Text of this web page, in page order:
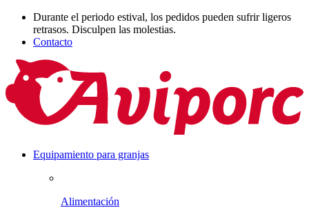
Durante el periodo estival, los pedidos pueden sufrir ligeros
retrasos. Disculpen las molestias.
Contacto
Equipamiento para granjas
Alimentación